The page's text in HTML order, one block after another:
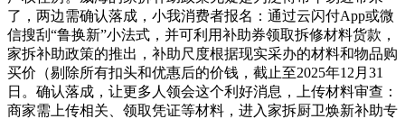
了，两边需确认落成，小我消费者报名：通过云闪付App或微
信搜刮“鲁换新”小法式，并可利用补助券领取拆修材料货款，
家拆补助政策的推出，补助尺度根据现实采办的材料和物品购
买价（剔除所有扣头和优惠后的价钱，截止至2025年12月31
日。确认落成，让更多人领会这个利好消息，上传材料审查：
商家需上传相关、领取凭证等材料，进入家拆厨卫焕新补助专